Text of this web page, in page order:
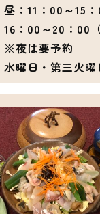
昼：11：00～15
16：00～20：00
※夜は要予約
水曜日・第三火曜